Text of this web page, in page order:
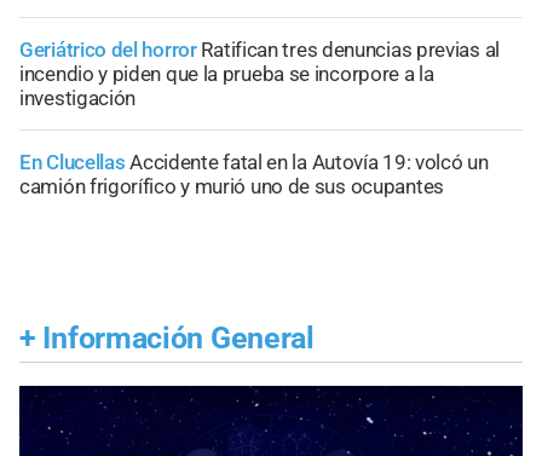
Geriátrico del horror Ratifican tres denuncias previas al
incendio y piden que la prueba se incorpore a la
investigación
En Clucellas Accidente fatal en la Autovía 19: volcó un
camión frigorífico y murió uno de sus ocupantes
+ Información General